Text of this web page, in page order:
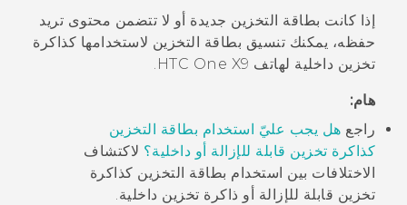
إذا كانت بطاقة التخزين جديدة أو لا تتضمن محتوى تريد
حفظه، يمكنك تنسيق بطاقة التخزين لاستخدامها كذاكرة
تخزين داخلية لهاتف HTC One X9
.
هام:
راجع هل يجب عليّ استخدام بطاقة التخزين
كذاكرة تخزين قابلة للإزالة أو داخلية؟ لاكتشاف
الاختلافات بين استخدام بطاقة التخزين كذاكرة
تخزين قابلة للإزالة أو ذاكرة تخزين داخلية.